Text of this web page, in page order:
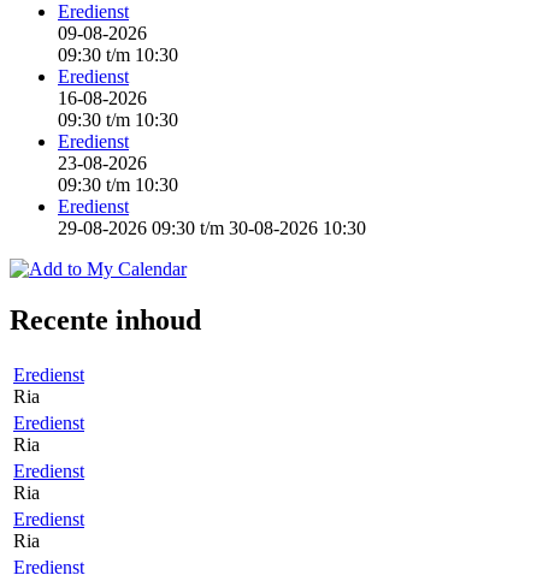
Eredienst
09-08-2026
09:30 t/m 10:30
Eredienst
16-08-2026
09:30 t/m 10:30
Eredienst
23-08-2026
09:30 t/m 10:30
Eredienst
29-08-2026 09:30 t/m 30-08-2026 10:30
Recente inhoud
Eredienst
Ria
Eredienst
Ria
Eredienst
Ria
Eredienst
Ria
Eredienst